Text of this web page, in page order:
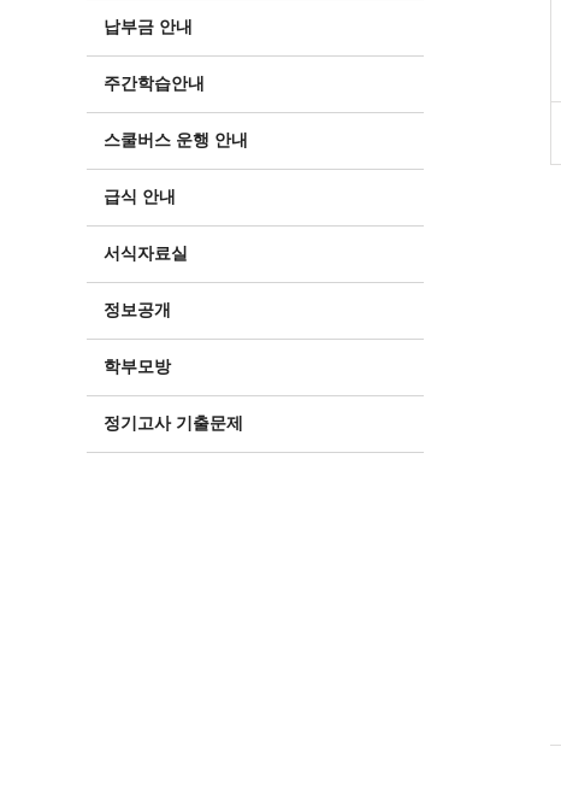
납부금 안내
주간학습안내
스쿨버스 운행 안내
급식 안내
서식자료실
정보공개
학부모방
정기고사 기출문제